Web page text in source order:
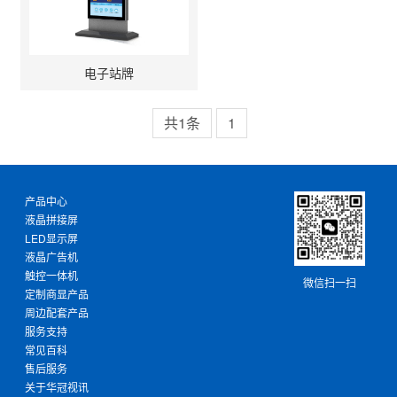
电子站牌
共1条 1
微信扫一扫
产品中心
液晶拼接屏
LED显示屏
液晶广告机
触控一体机
定制商显产品
周边配套产品
服务支持
常见百科
售后服务
关于华冠视讯